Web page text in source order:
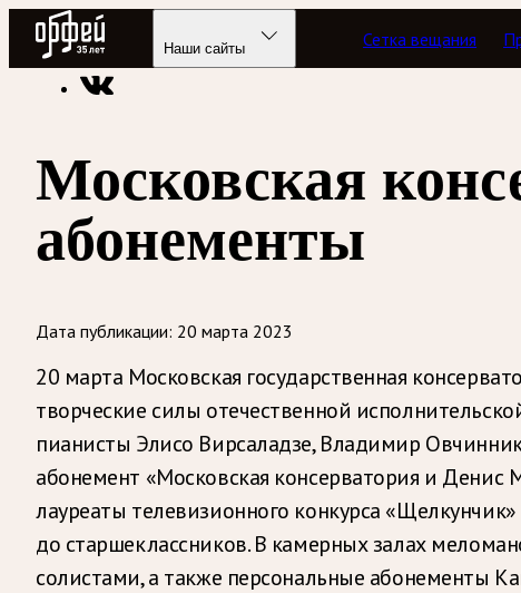
Радио Орфей
Наши сайты Сетка вещания
Радио классической музыки «Орфей» Новости
Московская
абонементы
Дата публикации: 20 марта 2023
20 марта Московская государственная
творческие силы отечественной
пианисты Элисо Вирсаладзе, Владимир
абонемент «Московская консерватория и
лауреаты телевизионного конкурса
до старшеклассников. В камерных залах
солистами, а также персональные абонементы